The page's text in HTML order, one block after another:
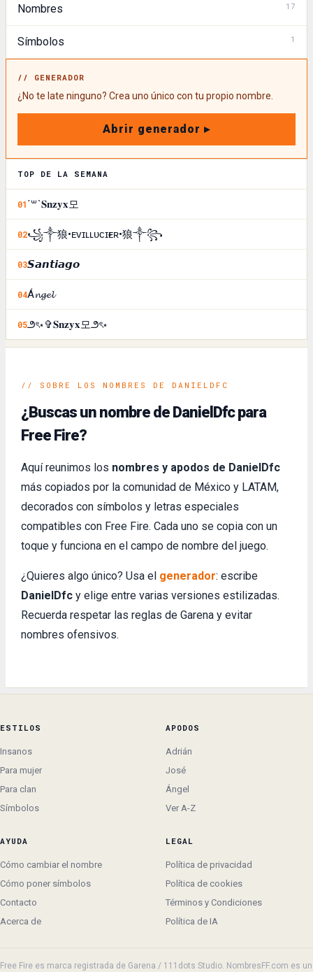
Nombres 17
Símbolos 1
// GENERADOR
¿No te late ninguno? Crea uno único con tu propio nombre.
Abrir generador ▸
TOP DE LA SEMANA
01´꒳`𝐒𝐧𝐳𝐲𝐱모
02꧁༒狼•ᴇᴠɪʟㅤʟᴜᴄɪғᴇʀ•狼༒꧂
03𝙎𝙖𝙣𝙩𝙞𝙖𝙜𝙤
04Á𝓷𝓰𝓮𝓵
05౨ৎ⋆✞𝐒𝐧𝐳𝐲𝐱모౨ৎ⋆
// SOBRE LOS NOMBRES DE DANIELDFC
¿Buscas un nombre de DanielDfc para
Free Fire?
Aquí reunimos los nombres y apodos de DanielDfc
más copiados por la comunidad de México y LATAM,
decorados con símbolos y letras especiales
compatibles con Free Fire. Cada uno se copia con un
toque y funciona en el campo de nombre del juego.
¿Quieres algo único? Usa el generador: escribe
DanielDfc y elige entre varias versiones estilizadas.
Recuerda respetar las reglas de Garena y evitar
nombres ofensivos.
ESTILOS
Insanos
Para mujer
Para clan
Símbolos
APODOS
Adrián
José
Ángel
Ver A-Z
AYUDA
Cómo cambiar el nombre
Cómo poner símbolos
Contacto
Acerca de
LEGAL
Política de privacidad
Política de cookies
Términos y Condiciones
Política de IA
Free Fire es marca registrada de Garena / 111dots Studio. NombresFF.com es un